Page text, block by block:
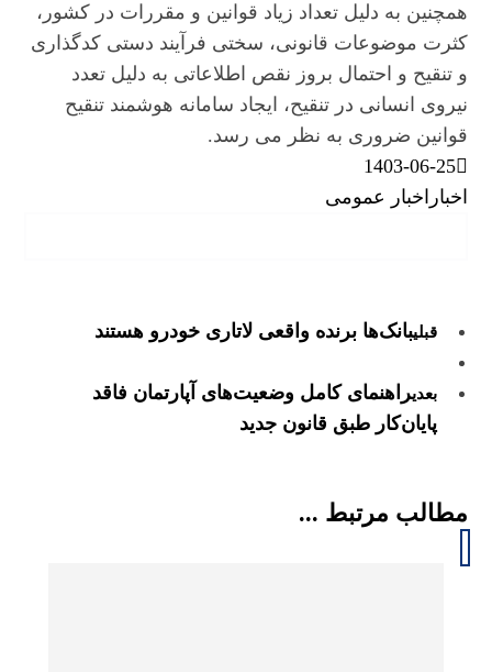
همچنین به دلیل تعداد زیاد قوانین و مقررات در کشور،
کثرت موضوعات قانونی، سختی فرآیند دستی کدگذاری
و تنقیح و احتمال بروز نقص اطلاعاتی به دلیل تعدد
نیروی انسانی در تنقیح، ایجاد سامانه هوشمند تنقیح
قوانین ضروری به نظر می رسد.
1403-06-25
اخبار اخبار عمومی
قبلیبانک‌ها برنده واقعی لاتاری خودرو هستند
بعدیراهنمای کامل وضعیت‌های آپارتمان فاقد
پایان‌کار طبق قانون جدید
مطالب مرتبط ...